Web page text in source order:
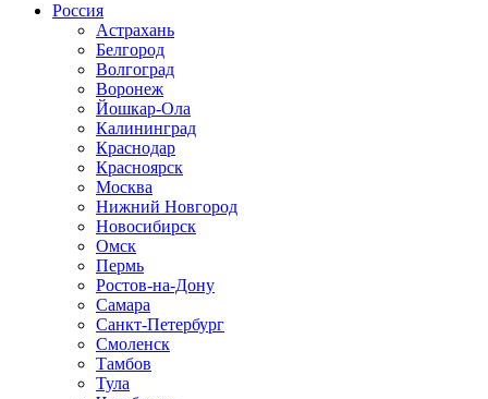
Россия
Астрахань
Белгород
Волгоград
Воронеж
Йошкар-Ола
Калининград
Краснодар
Красноярск
Москва
Нижний Новгород
Новосибирск
Омск
Пермь
Ростов-на-Дону
Самара
Санкт-Петербург
Смоленск
Тамбов
Тула